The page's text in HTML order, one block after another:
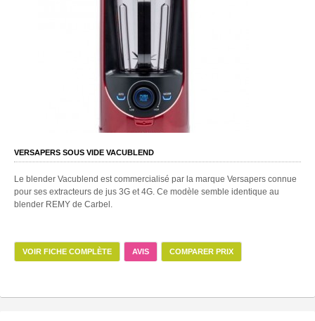
VERSAPERS SOUS VIDE VACUBLEND
Le blender Vacublend est commercialisé par la marque Versapers connue
pour ses extracteurs de jus 3G et 4G. Ce modèle semble identique au
blender REMY de Carbel.
VOIR FICHE COMPLÈTE AVIS COMPARER PRIX